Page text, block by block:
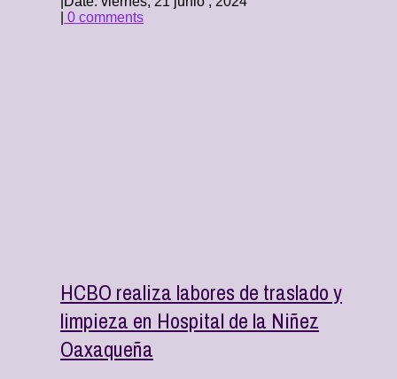
0 comments
HCBO realiza labores de traslado y
limpieza en Hospital de la Niñez
Oaxaqueña